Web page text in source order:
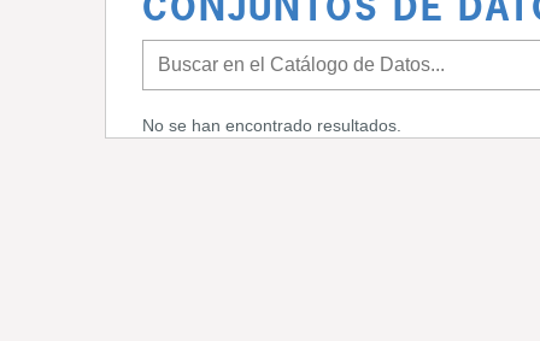
CONJUNTOS DE
No se han encontrado resultados.